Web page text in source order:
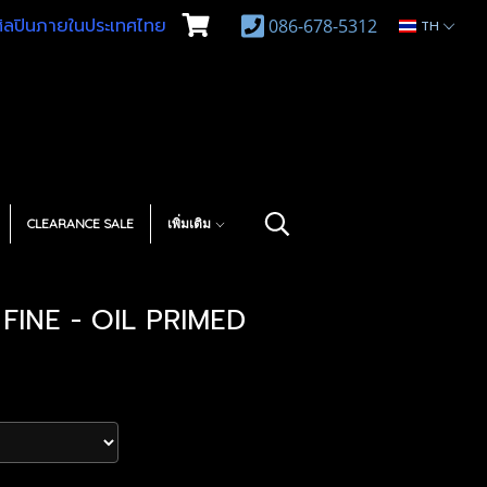
นภายในประเทศไทย 086-678-5312 TH
CLEARANCE SALE เพิ่มเติม
- OIL PRIMED